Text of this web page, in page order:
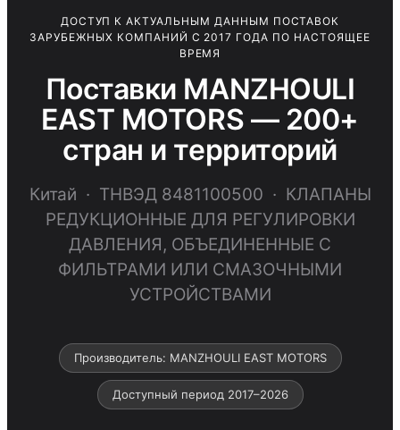
ДОСТУП К АКТУАЛЬНЫМ ДАННЫМ ПОСТАВОК
ЗАРУБЕЖНЫХ КОМПАНИЙ С 2017 ГОДА ПО НАСТОЯЩЕЕ
ВРЕМЯ
Поставки MANZHOULI
EAST MOTORS — 200+
стран и территорий
Китай · ТНВЭД 8481100500 · КЛАПАНЫ
РЕДУКЦИОННЫЕ ДЛЯ РЕГУЛИРОВКИ
ДАВЛЕНИЯ, ОБЪЕДИНЕННЫЕ С
ФИЛЬТРАМИ ИЛИ СМАЗОЧНЫМИ
УСТРОЙСТВАМИ
Производитель: MANZHOULI EAST MOTORS
Доступный период 2017–2026